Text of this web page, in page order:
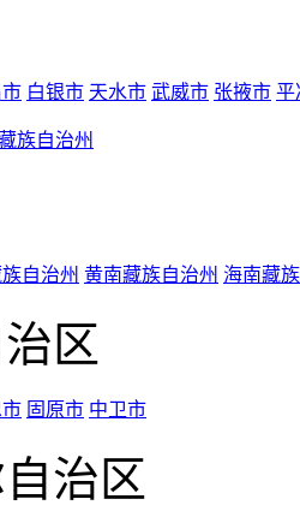
白银市 天水市 武威市 张掖市 平
族自治州
自治州 黄南藏族自治州 海南藏
区
固原市 中卫市
治区